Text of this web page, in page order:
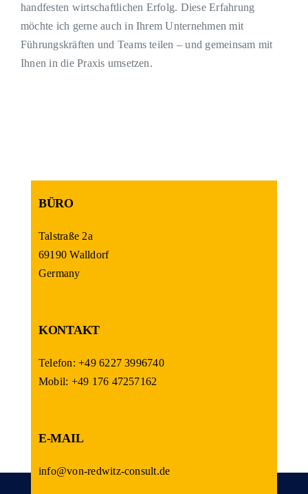
handfesten wirtschaftlichen Erfolg. Diese Erfahrung
möchte ich gerne auch in Ihrem Unternehmen mit
Führungskräften und Teams teilen – und gemeinsam mit
Ihnen in die Praxis umsetzen.
BÜRO
Talstraße 2a
69190 Walldorf
Germany
KONTAKT
Telefon: +49 6227 3996740
Mobil: +49 176 47257162
E-MAIL
info@von-redwitz-consult.de